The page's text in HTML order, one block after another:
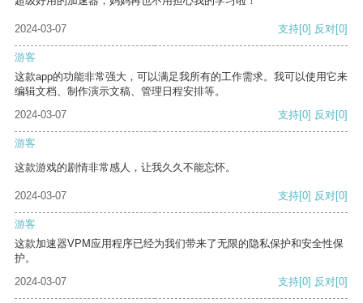
2024-03-07 支持[0] 反对[0]
游客
这款app的功能非常强大，可以满足我所有的工作需求。我可以使用它来
编辑文档、制作演示文稿、管理日程安排等。
2024-03-07
支持[0] 反对[0]
游客
这款游戏的剧情非常感人，让我久久不能忘怀。
2024-03-07 支持[0] 反对[0]
游客
这款加速器VPM应用程序已经为我们带来了无限的隐私保护和安全性保
护。
2024-03-07
支持[0] 反对[0]